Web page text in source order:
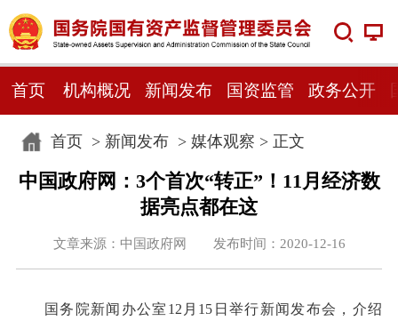
首页 机构概况 新闻发布 国资监管 政务公开
首页> 新闻发布> 媒体观察 > 正文
中国政府网：3个首次“转正”！11月经济数
据亮点都在这
文章来源：中国政府网 发布时间：2020-12-16
国务院新闻办公室12月15日举行新闻发布会，介绍